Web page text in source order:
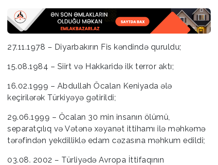
27.11.1978 – Diyarbakırın Fis kəndində quruldu;
15.08.1984 – Siirt və Hakkaridə ilk terror aktı;
16.02.1999 – Abdullah Öcalan Keniyada ələ
keçirilərək Türkiyəyə gətirildi;
29.06.1999 – Öcalan 30 min insanın ölümü,
separatçılıq və Vətənə xəyanət ittihamı ilə məhkəmə
tərəfindən yekdilliklə edam cəzasına məhkum edildi;
03.08. 2002 – Türliyədə Avropa İttifaqının